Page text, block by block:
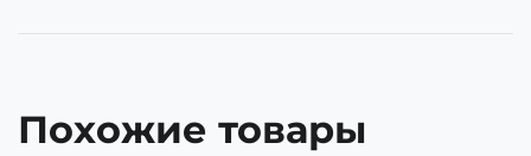
Похожие товары